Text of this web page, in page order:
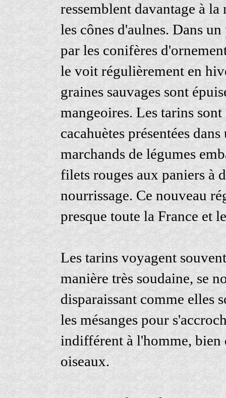
ressemblent davantage à
les cônes d'aulnes. Dans
par les conifères
le voit régulièrement en
graines sauvages sont
mangeoires. Les tarins
cacahuètes présentées
marchands de légumes
filets rouges aux paniers à
nourrissage. Ce nouveau
presque toute la France et
Les tarins voyagent
manière très soudaine, se
disparaissant comme elles
les mésanges pour
indifférent à l'homme, bien
oiseaux.